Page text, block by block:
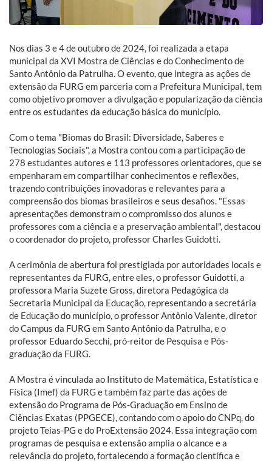
Nos dias 3 e 4 de outubro de 2024, foi realizada a etapa
municipal da XVI Mostra de Ciências e do Conhecimento de
Santo Antônio da Patrulha. O evento, que integra as ações de
extensão da FURG em parceria com a Prefeitura Municipal, tem
como objetivo promover a divulgação e popularização da ciência
entre os estudantes da educação básica do município.
Com o tema "Biomas do Brasil: Diversidade, Saberes e
Tecnologias Sociais", a Mostra contou com a participação de
278 estudantes autores e 113 professores orientadores, que se
empenharam em compartilhar conhecimentos e reflexões,
trazendo contribuições inovadoras e relevantes para a
compreensão dos biomas brasileiros e seus desafios. "Essas
apresentações demonstram o compromisso dos alunos e
professores com a ciência e a preservação ambiental", destacou
o coordenador do projeto, professor Charles Guidotti.
A cerimônia de abertura foi prestigiada por autoridades locais e
representantes da FURG, entre eles, o professor Guidotti, a
professora Maria Suzete Gross, diretora Pedagógica da
Secretaria Municipal da Educação, representando a secretária
de Educação do município, o professor Antônio Valente, diretor
do Campus da FURG em Santo Antônio da Patrulha, e o
professor Eduardo Secchi, pró-reitor de Pesquisa e Pós-
graduação da FURG.
A Mostra é vinculada ao Instituto de Matemática, Estatística e
Física (Imef) da FURG e também faz parte das ações de
extensão do Programa de Pós-Graduação em Ensino de
Ciências Exatas (PPGECE), contando com o apoio do CNPq, do
projeto Teias-PG e do ProExtensão 2024. Essa integração com
programas de pesquisa e extensão amplia o alcance e a
relevância do projeto, fortalecendo a formação científica e